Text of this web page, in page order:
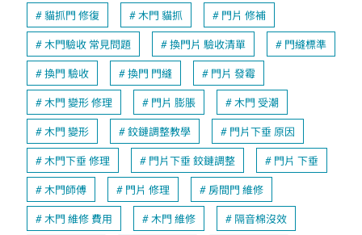
貓抓門 修復 木門 貓抓 門片 修補
木門驗收 常見問題 換門片 驗收清單 門縫標準
換門 驗收 換門 門縫 門片 發霉
木門 變形 修理 門片 膨脹 木門 受潮
木門 變形 鉸鏈調整教學 門片下垂 原因
木門下垂 修理 門片下垂 鉸鏈調整 門片 下垂
木門師傅 門片 修理 房間門 維修
木門 維修 費用 木門 維修 隔音棉沒效